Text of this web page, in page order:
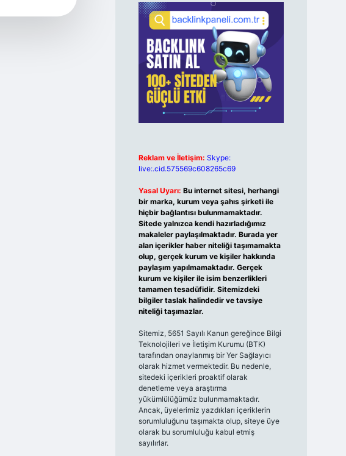
Reklam ve İletişim: Skype:
live:.cid.575569c608265c69
Yasal Uyarı: Bu internet sitesi, herhangi
bir marka, kurum veya şahıs şirketi ile
hiçbir bağlantısı bulunmamaktadır.
Sitede yalnızca kendi hazırladığımız
makaleler paylaşılmaktadır. Burada yer
alan içerikler haber niteliği taşımamakta
olup, gerçek kurum ve kişiler hakkında
paylaşım yapılmamaktadır. Gerçek
kurum ve kişiler ile isim benzerlikleri
tamamen tesadüfidir. Sitemizdeki
bilgiler taslak halindedir ve tavsiye
niteliği taşımazlar.
Sitemiz, 5651 Sayılı Kanun gereğince Bilgi
Teknolojileri ve İletişim Kurumu (BTK)
tarafından onaylanmış bir Yer Sağlayıcı
olarak hizmet vermektedir. Bu nedenle,
sitedeki içerikleri proaktif olarak
denetleme veya araştırma
yükümlülüğümüz bulunmamaktadır.
Ancak, üyelerimiz yazdıkları içeriklerin
sorumluluğunu taşımakta olup, siteye üye
olarak bu sorumluluğu kabul etmiş
sayılırlar.